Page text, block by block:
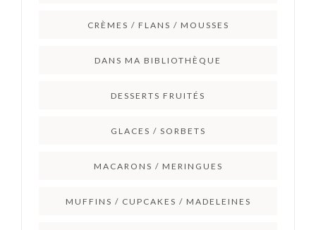
CRÈMES / FLANS / MOUSSES
DANS MA BIBLIOTHÈQUE
DESSERTS FRUITÉS
GLACES / SORBETS
MACARONS / MERINGUES
MUFFINS / CUPCAKES / MADELEINES